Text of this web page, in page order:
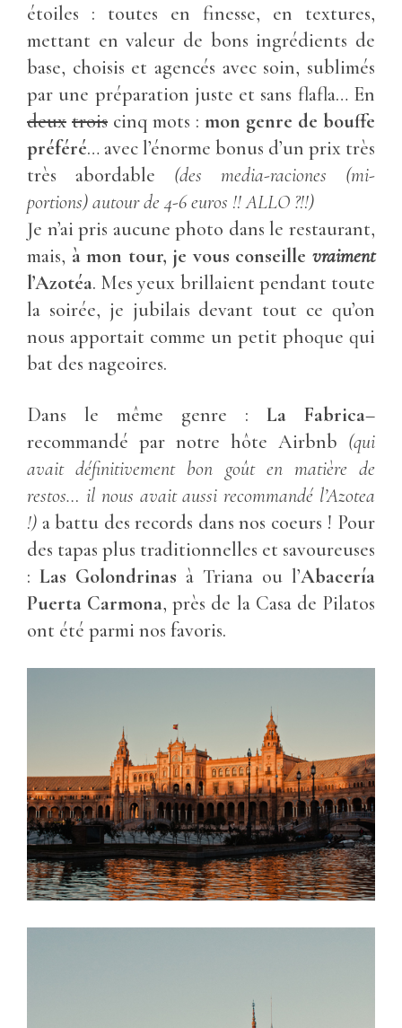
étoiles : toutes en finesse, en textures,
mettant en valeur de bons ingrédients de
base, choisis et agencés avec soin, sublimés
par une préparation juste et sans flafla… En
deux trois cinq mots : mon genre de bouffe
préféré… avec l’énorme bonus d’un prix très
très abordable (des media-raciones (mi-
portions) autour de 4-6 euros !! ALLO ?!!)
Je n’ai pris aucune photo dans le restaurant,
mais, à mon tour, je vous conseillevraiment
l’Azotéa. Mes yeux brillaient pendant toute
la soirée, je jubilais devant tout ce qu’on
nous apportait comme un petit phoque qui
bat des nageoires.
Dans le même genre : La Fabrica–
recommandé par notre hôte Airbnb (qui
avait définitivement bon goût en matière de
restos… il nous avait aussi recommandé l’Azotea
!) a battu des records dans nos coeurs ! Pour
des tapas plus traditionnelles et savoureuses
: Las Golondrinas à Triana ou l’Abacería
Puerta Carmona, près de la Casa de Pilatos
ont été parmi nos favoris.